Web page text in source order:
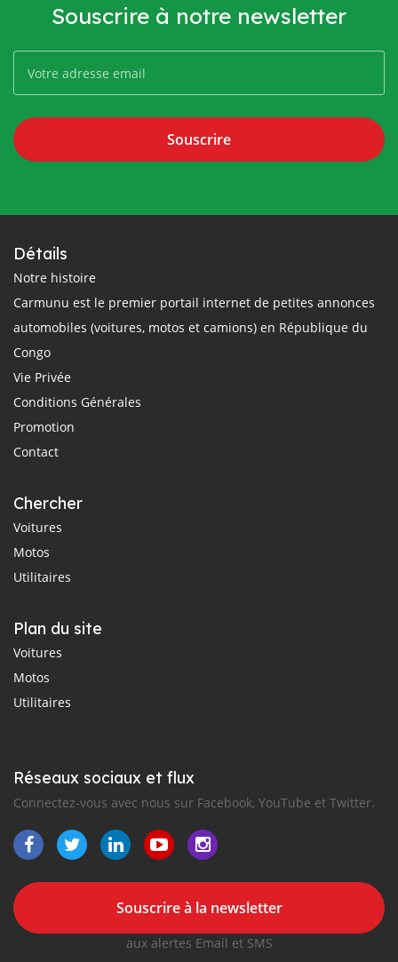
Souscrire à notre newsletter
Souscrire
Détails
Notre histoire
Carmunu est le premier portail internet de petites annonces
automobiles (voitures, motos et camions) en République du
Congo
Vie Privée
Conditions Générales
Promotion
Contact
Chercher
Voitures
Motos
Utilitaires
Plan du site
Voitures
Motos
Utilitaires
Réseaux sociaux et flux
Connectez-vous avec nous sur Facebook, YouTube et Twitter.
Souscrire à la newsletter
aux alertes Email et SMS